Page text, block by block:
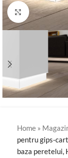
Click to
Home »
pentru gips-
baza peretelui,